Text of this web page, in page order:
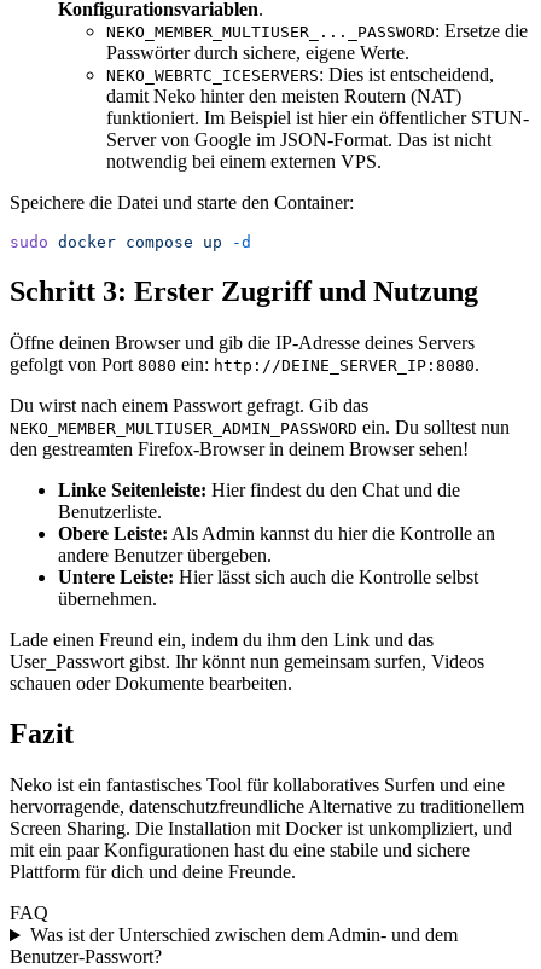
Konfigurationsvariablen.
NEKO_MEMBER_MULTIUSER_..._PASSWORD: Ersetze die
Passwörter durch sichere, eigene Werte.
NEKO_WEBRTC_ICESERVERS: Dies ist entscheidend,
damit Neko hinter den meisten Routern (NAT)
funktioniert. Im Beispiel ist hier ein öffentlicher STUN-
Server von Google im JSON-Format. Das ist nicht
notwendig bei einem externen VPS.
Speichere die Datei und starte den Container:
sudo docker compose up -d
Schritt 3: Erster Zugriff und Nutzung
Öffne deinen Browser und gib die IP-Adresse deines Servers
gefolgt von Port 8080 ein: http://DEINE_SERVER_IP:8080.
Du wirst nach einem Passwort gefragt. Gib das
NEKO_MEMBER_MULTIUSER_ADMIN_PASSWORD ein. Du solltest nun
den gestreamten Firefox-Browser in deinem Browser sehen!
Linke Seitenleiste: Hier findest du den Chat und die
Benutzerliste.
Obere Leiste: Als Admin kannst du hier die Kontrolle an
andere Benutzer übergeben.
Untere Leiste: Hier lässt sich auch die Kontrolle selbst
übernehmen.
Lade einen Freund ein, indem du ihm den Link und das
User_Passwort gibst. Ihr könnt nun gemeinsam surfen, Videos
schauen oder Dokumente bearbeiten.
Fazit
Neko ist ein fantastisches Tool für kollaboratives Surfen und eine
hervorragende, datenschutzfreundliche Alternative zu traditionellem
Screen Sharing. Die Installation mit Docker ist unkompliziert, und
mit ein paar Konfigurationen hast du eine stabile und sichere
Plattform für dich und deine Freunde.
FAQ
Was ist der Unterschied zwischen dem Admin- und dem
Benutzer-Passwort?